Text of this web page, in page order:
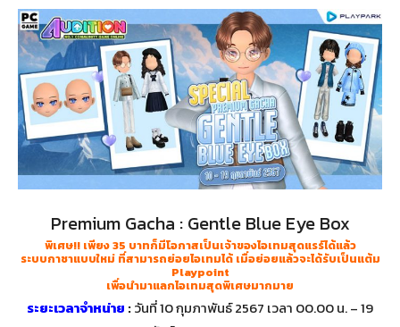
Premium Gacha : Gentle Blue Eye Box
พิเศษ!! เพียง 35 บาทก็มีโอกาสเป็นเจ้าของไอเทมสุดแรร์ได้แล้ว
ระบบกาชาแบบใหม่ ที่สามารถย่อยไอเทมได้ เมื่อย่อยแล้วจะได้รับเป็นแต้ม
Playpoint
เพื่อนำมาแลกไอเทมสุดพิเศษมากมาย
ระยะเวลาจำหน่าย :วันที่ 10 กุมภาพันธ์ 2567 เวลา 00.00 น. – 19